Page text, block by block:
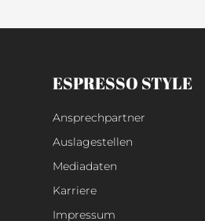
ESPRESSO STYLE
Ansprechpartner
Auslagestellen
Mediadaten
Karriere
Impressum